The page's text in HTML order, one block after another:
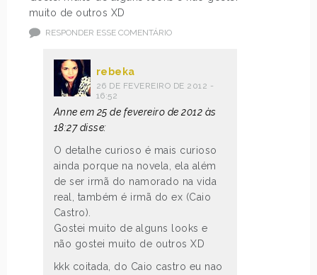
muito de outros XD
RESPONDER ESSE COMENTÁRIO
rebeka
26 DE FEVEREIRO DE 2012 -
16:52
Anne em 25 de fevereiro de 2012 às
18:27 disse:
O detalhe curioso é mais curioso
ainda porque na novela, ela além
de ser irmã do namorado na vida
real, também é irmã do ex (Caio
Castro).
Gostei muito de alguns looks e
não gostei muito de outros XD
kkk coitada, do Caio castro eu nao